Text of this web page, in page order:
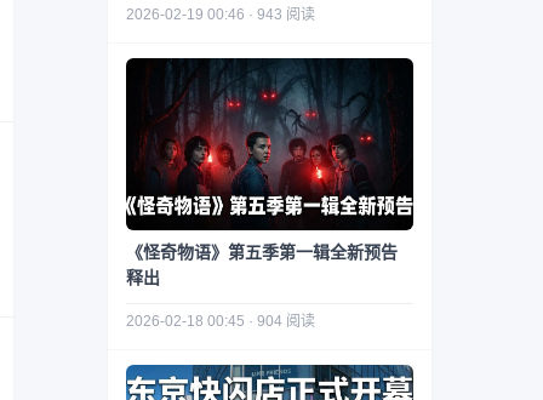
2026-02-19 00:46 · 943 阅读
《怪奇物语》第五季第一辑全新预告
释出
2026-02-18 00:45 · 904 阅读